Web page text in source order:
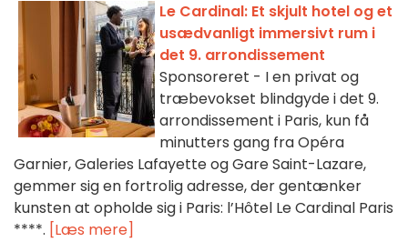
Le Cardinal: Et skjult hotel og et
usædvanligt immersivt rum i
det 9. arrondissement
Sponsoreret - I en privat og
træbevokset blindgyde i det 9.
arrondissement i Paris, kun få
minutters gang fra Opéra
Garnier, Galeries Lafayette og Gare Saint-Lazare,
gemmer sig en fortrolig adresse, der gentænker
kunsten at opholde sig i Paris: l’Hôtel Le Cardinal Paris
****. [Læs mere]